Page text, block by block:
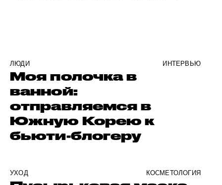
ЛЮДИ ИНТЕРВЬЮ
Моя полочка в
ванной:
отправляемся в
Южную Корею к
бьюти-блогеру
УХОД КОСМЕТОЛОГИЯ